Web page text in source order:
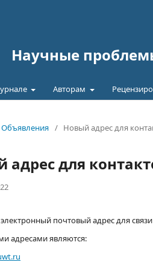
Научные
Авторам
Объявления / Новый адрес для
адрес для
почтовый адрес для
адресами являются: